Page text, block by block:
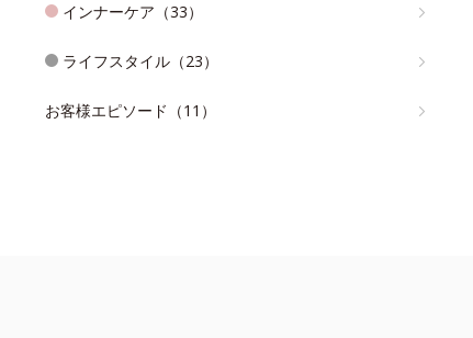
インナーケア（33）
ライフスタイル（23）
お客様エピソード（11）